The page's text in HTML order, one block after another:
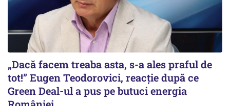
„Dacă facem treaba asta, s-a ales praful de
tot!” Eugen Teodorovici, reacție după ce
Green Deal-ul a pus pe butuci energia